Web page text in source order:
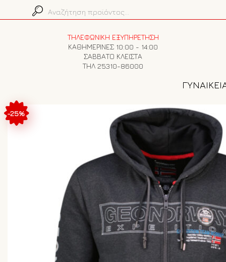
ΤΗΛΕΦΩΝΙΚΗ ΕΞΥΠΗΡΕΤΗΣΗ
ΚΑΘΗΜΕΡΙΝΕΣ 10:00 - 14:00
ΣΑΒΒΑΤΟ ΚΛΕΙΣΤΑ
ΤΗΛ 25310-86000
-25%